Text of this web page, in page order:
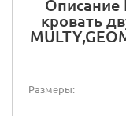
Описание
кровать
Размеры: